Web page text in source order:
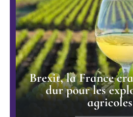
Brexit, la France
dur pour les
agricoles